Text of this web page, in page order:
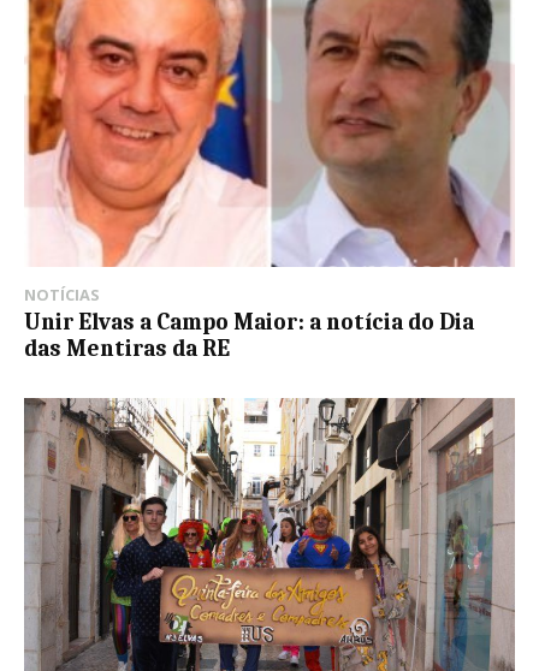
NOTÍCIAS
Unir Elvas a Campo Maior: a notícia do Dia
das Mentiras da RE